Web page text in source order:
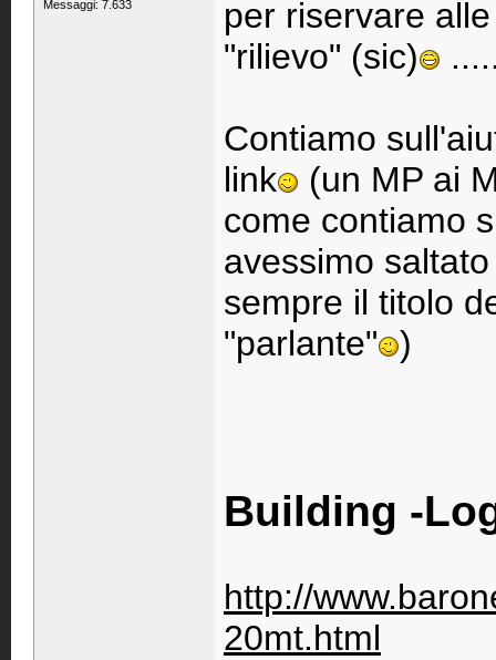
Messaggi: 7.633
per riservare
"rilievo" (sic)
Contiamo
link
(un MP ai
come contiamo
avessimo
sempre il titolo
"parlante" )
Building -
http://
20mt.html